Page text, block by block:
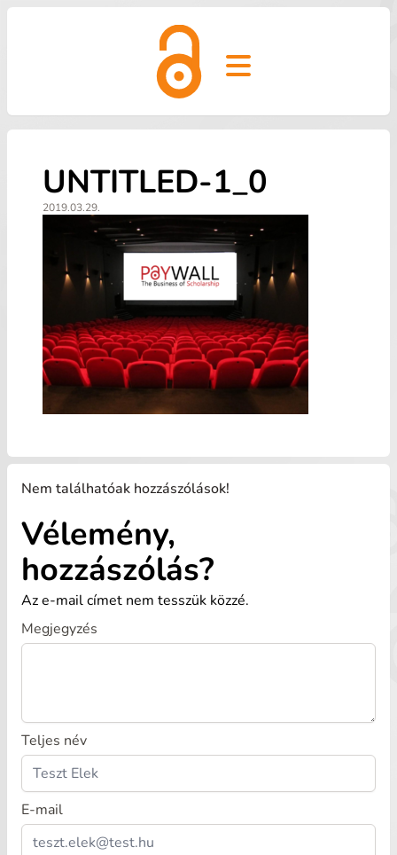
Open main menu
UNTITLED-1_0
2019.03.29.
Nem találhatóak hozzászólások!
Vélemény,
hozzászólás?
Az e-mail címet nem tesszük közzé.
Megjegyzés
Teljes név
E-mail